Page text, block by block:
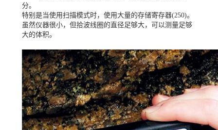
分。
特别是当使用扫描模式时，使用大量的存储寄存器(250)。
虽然仪器很小，但拾波线圈的直径足够大，可以测量足够
大的体积。